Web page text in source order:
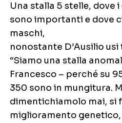
Una stalla 5 stelle, dove
sono importanti e dove
maschi,
nonostante D’Ausilio
“Siamo una stalla
Francesco – perché su
350 sono in mungitura.
dimentichiamolo mai, si
miglioramento